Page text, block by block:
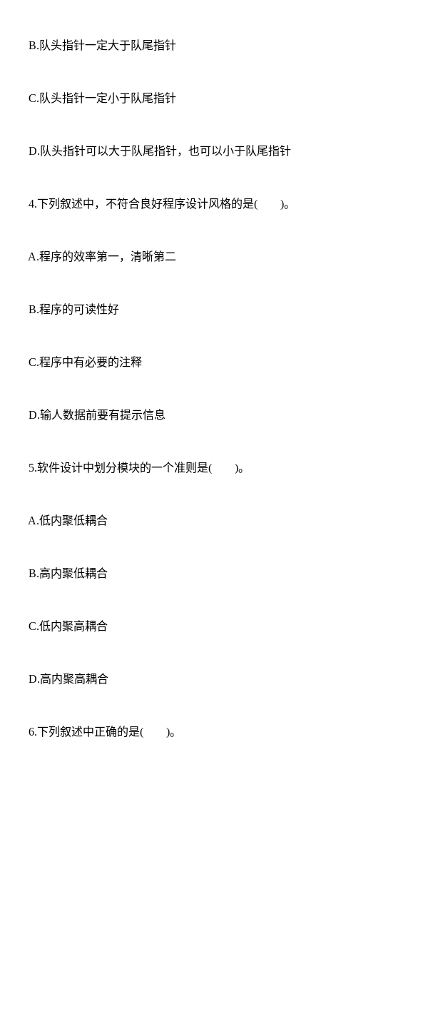
B.队头指针一定大于队尾指针
C.队头指针一定小于队尾指针
D.队头指针可以大于队尾指针，也可以小于队尾指针
4.下列叙述中，不符合良好程序设计风格的是( )。
A.程序的效率第一，清晰第二
B.程序的可读性好
C.程序中有必要的注释
D.输人数据前要有提示信息
5.软件设计中划分模块的一个准则是( )。
A.低内聚低耦合
B.高内聚低耦合
C.低内聚高耦合
D.高内聚高耦合
6.下列叙述中正确的是( )。